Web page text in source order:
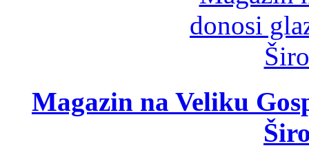
Magazin na Veliku